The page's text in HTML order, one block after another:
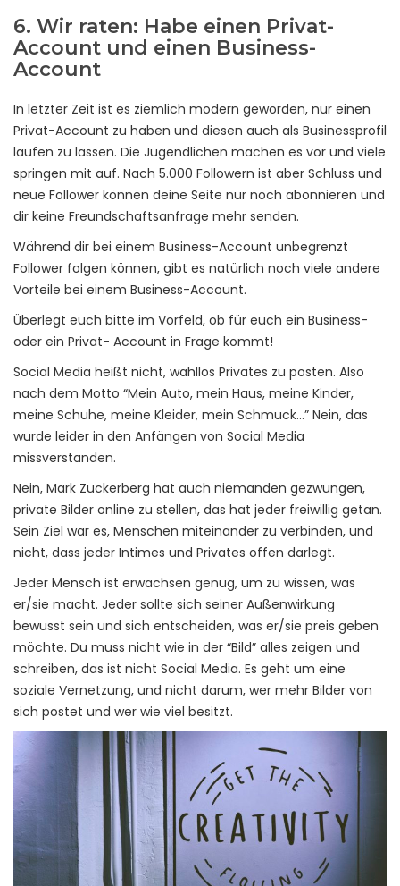
6. Wir raten: Habe einen Privat-
Account und einen Business-
Account
In letzter Zeit ist es ziemlich modern geworden, nur einen
Privat-Account zu haben und diesen auch als Businessprofil
laufen zu lassen. Die Jugendlichen machen es vor und viele
springen mit auf. Nach 5.000 Followern ist aber Schluss und
neue Follower können deine Seite nur noch abonnieren und
dir keine Freundschaftsanfrage mehr senden.
Während dir bei einem Business-Account unbegrenzt
Follower folgen können, gibt es natürlich noch viele andere
Vorteile bei einem Business-Account.
Überlegt euch bitte im Vorfeld, ob für euch ein Business-
oder ein Privat- Account in Frage kommt!
Social Media heißt nicht, wahllos Privates zu posten. Also
nach dem Motto “Mein Auto, mein Haus, meine Kinder,
meine Schuhe, meine Kleider, mein Schmuck…” Nein, das
wurde leider in den Anfängen von Social Media
missverstanden.
Nein, Mark Zuckerberg hat auch niemanden gezwungen,
private Bilder online zu stellen, das hat jeder freiwillig getan.
Sein Ziel war es, Menschen miteinander zu verbinden, und
nicht, dass jeder Intimes und Privates offen darlegt.
Jeder Mensch ist erwachsen genug, um zu wissen, was
er/sie macht. Jeder sollte sich seiner Außenwirkung
bewusst sein und sich entscheiden, was er/sie preis geben
möchte. Du muss nicht wie in der “Bild” alles zeigen und
schreiben, das ist nicht Social Media. Es geht um eine
soziale Vernetzung, und nicht darum, wer mehr Bilder von
sich postet und wer wie viel besitzt.